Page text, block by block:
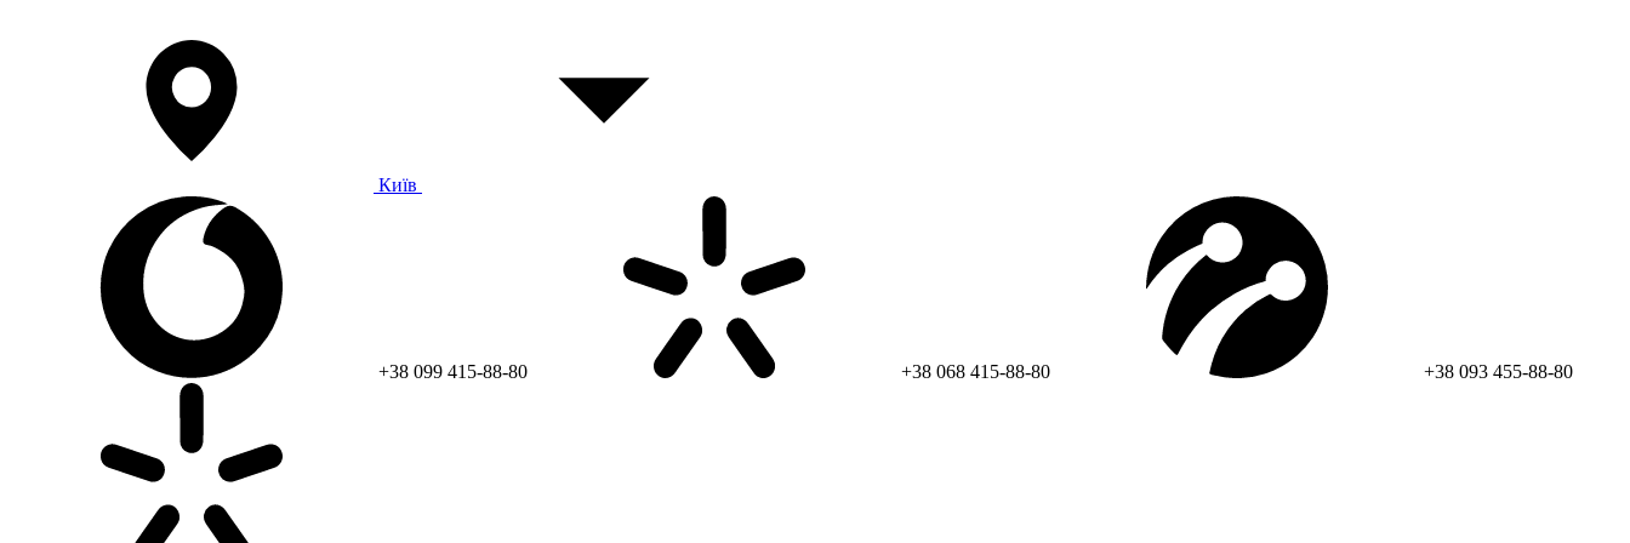
Київ
+38 099 415-88-80 +38 068 415-88-80 +38 093 455-88-80